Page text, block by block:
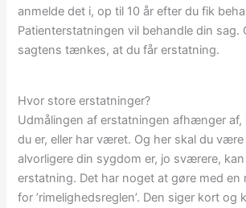
anmelde det i, op til 10 år efter du fik
Patienterstatningen vil behandle din sag.
sagtens tænkes, at du får erstatning.
Hvor store erstatninger?
Udmålingen af erstatningen afhænger af,
du er, eller har været. Og her skal du
alvorligere din sygdom er, jo sværere,
erstatning. Det har noget at gøre med en
for ’rimelighedsreglen’. Den siger kort og